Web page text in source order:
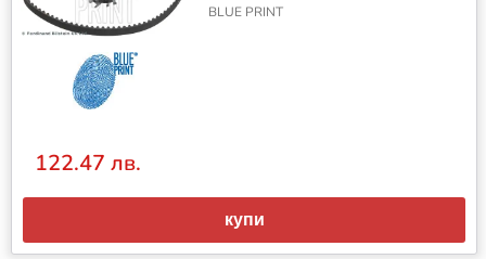
BLUE PRINT
122.47 лв.
купи